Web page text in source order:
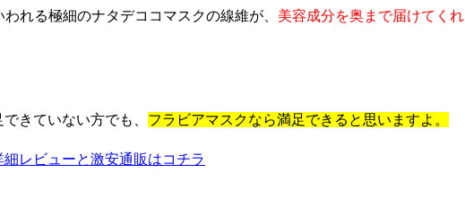
れる極細のナタデココマスクの線維が、 美容成分を奥まで届けてくれ
きていない方でも、 フラビアマスクなら満足できると思いますよ。
レビューと激安通販はコチラ